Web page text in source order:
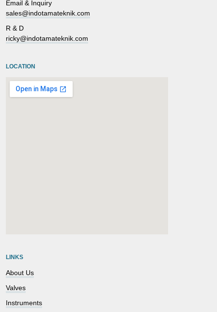
Email & Inquiry
sales@indotamateknik.com
R & D
ricky@indotamateknik.com
LOCATION
LINKS
About Us
Valves
Instruments